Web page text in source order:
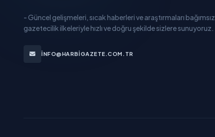
- Güncel gelişmeleri, sıcak haberleri ve araştırmaları bağımsız
gazetecilik ilkeleriyle hızlı ve doğru şekilde sizlere sunuyoruz.
INFO@HARBIGAZETE.COM.TR